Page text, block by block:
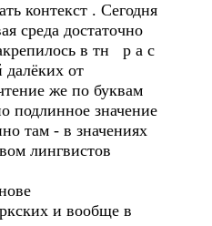
контекст . Сегодня
среда достаточно
в тн р а с
от
же по буквам
подлинное значение
там - в значениях
лингвистов
и вообще в